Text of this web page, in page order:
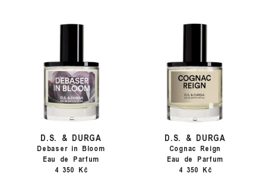
D.S. & DURGA
Debaser in Bloom
Eau de Parfum
4 350 Kč
D.S. & DURGA
Cognac Reign
Eau de Parfum
4 350 Kč